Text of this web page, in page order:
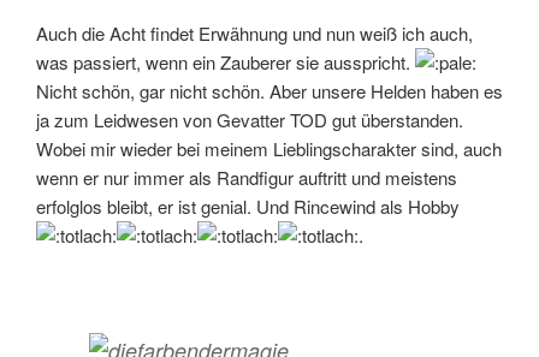
Auch die Acht findet Erwähnung und nun weiß ich auch,
was passiert, wenn ein Zauberer sie ausspricht.
Nicht schön, gar nicht schön. Aber unsere Helden haben es
ja zum Leidwesen von Gevatter TOD gut überstanden.
Wobei mir wieder bei meinem Lieblingscharakter sind, auch
wenn er nur immer als Randfigur auftritt und meistens
erfolglos bleibt, er ist genial. Und Rincewind als Hobby
.